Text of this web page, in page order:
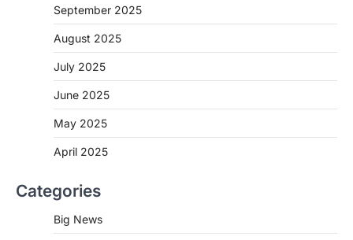
September 2025
August 2025
July 2025
June 2025
May 2025
April 2025
Categories
Big News
CHHATTISGARH